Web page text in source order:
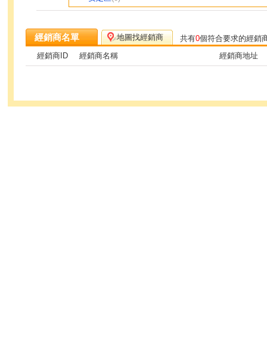
經銷商名單 地圖找經銷商 共有0個符合要求的經銷
經銷商ID
經銷商名稱 經銷商地址